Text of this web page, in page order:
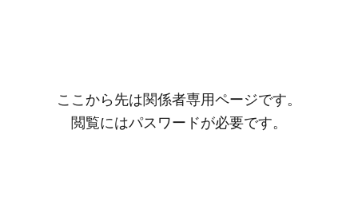
ここから先は関係者専用ページです。
閲覧にはパスワードが必要です。